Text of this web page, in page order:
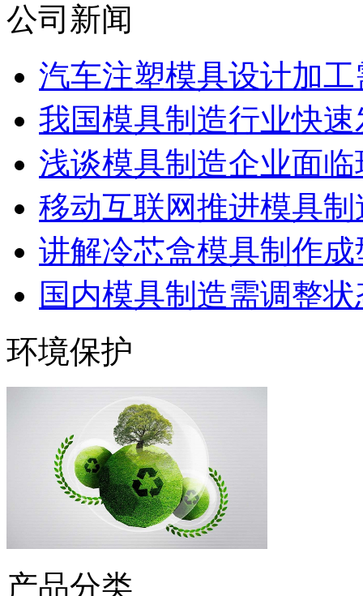
公司新闻
汽车注塑模具设计加
我国模具制造行业快
浅谈模具制造企业面
移动互联网推进模具
讲解冷芯盒模具制作
国内模具制造需调整
环境保护
产品分类